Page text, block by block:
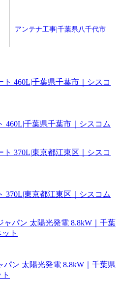
アンテナ工事|千葉県八千代市
460L|千葉県千葉市｜シスコム
370L|東京都江東区｜シスコム
パン 太陽光発電 8.8kW｜千葉県